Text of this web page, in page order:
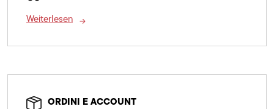
Weiterlesen
ORDINI E ACCOUNT